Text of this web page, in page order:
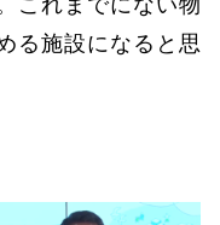
これまでにない物
る施設になると思